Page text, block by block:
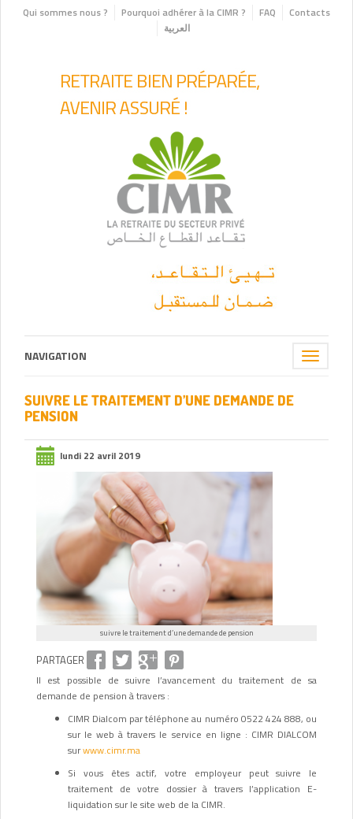
Qui sommes nous ? Pourquoi adhérer à la CIMR ? FAQ
Contacts
العربية
Toggle
NAVIGATION
SUIVRE LE TRAITEMENT D’UNE DEMANDE DE
PENSION
lundi 22 avril 2019
suivre le traitement d’une demande de pension
PARTAGER
Il est possible de suivre l’avancement du traitement de sa
demande de pension à travers :
CIMR Dialcom par téléphone au numéro 0522 424 888, ou
sur le web à travers le service en ligne : CIMR DIALCOM
surwww.cimr.ma
Si vous êtes actif, votre employeur peut suivre le
traitement de votre dossier à travers l’application E-
liquidation sur le site web de la CIMR.